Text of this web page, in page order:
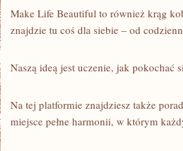
Make Life Beautiful to również krąg
znajdzie tu coś dla siebie – od
Naszą ideą jest uczenie, jak pokochać
Na tej platformie znajdziesz także
miejsce pełne harmonii, w którym